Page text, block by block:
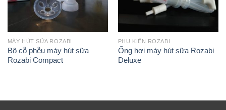
MEVANSHOP.COM
MÁY HÚT SỮA ROZABI
Bộ cỗ phễu máy hút sữa
Rozabi Compact
PHỤ KIỆN ROZABI
Ống hơi máy hút sữa Rozabi
Deluxe